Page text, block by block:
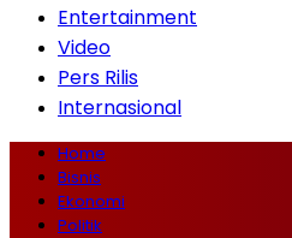
Entertainment
Video
Pers Rilis
Internasional
Home
Bisnis
Ekonomi
Politik